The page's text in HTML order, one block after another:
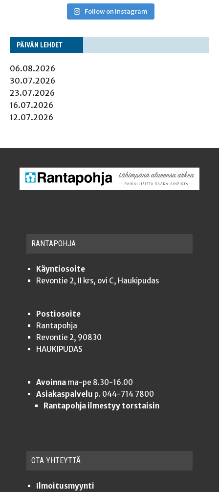
Follow on Instagram
PÄI­VÄN LEHDET
06.08.2026
30.07.2026
23.07.2026
16.07.2026
12.07.2026
RAN­TA­POH­JA
Käyntiosoite
Revontie 2, II krs, ovi C, Haukipudas
Postiosoite
Rantapohja
Revontie 2, 90830
HAUKIPUDAS
Avoinnama-pe 8.30-16.00
Asiakaspalvelu p. 044-714 7800
Rantapohja ilmestyy torstaisin
OTA YHTEYT­TÄ
Ilmoitusmyynti